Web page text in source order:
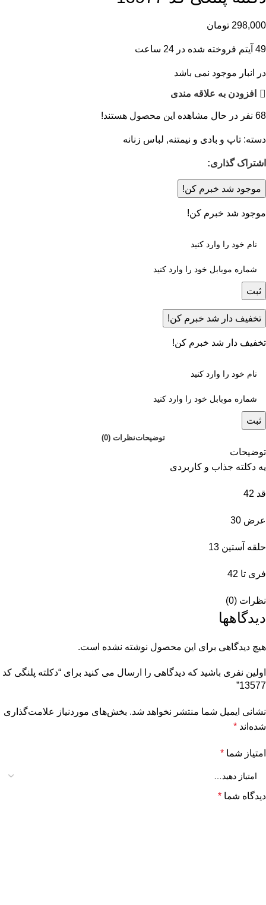
298,000 تومان
49 آیتم فروخته شده در 24 ساعت
در انبار موجود نمی باشد
افزودن به علاقه مندی
68 نفر در حال مشاهده این محصول هستند!
دسته: تاپ و بادی و نیمتنه, لباس زنانه
اشتراک گذاری:
موجود شد خبرم کن!
موجود شد خبرم کن!
ثبت
تخفیف دار شد خبرم کن!
تخفیف دار شد خبرم کن!
ثبت
توضیحاتنظرات (0)
توضیحات
یه دکلته جذاب و کاربردی
قد 42
عرض 30
حلقه آستین 13
فری تا 42
نظرات (0)
دیدگاهها
هیچ دیدگاهی برای این محصول نوشته نشده است.
اولین نفری باشید که دیدگاهی را ارسال می کنید برای “دکلته پلنگی کد
13577”
نشانی ایمیل شما منتشر نخواهد شد. بخش‌های موردنیاز علامت‌گذاری
شده‌اند *
امتیاز شما *
دیدگاه شما *